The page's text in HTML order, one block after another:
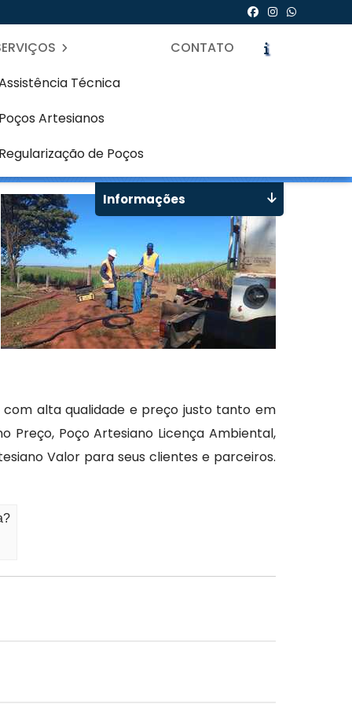
Técnica
Poços Artesianos
Regularização de Poços
CONTATO
com alta qualidade e preço justo tanto em
Preço, Poço Artesiano Licença Ambiental,
Valor para seus clientes e parceiros.
Informações